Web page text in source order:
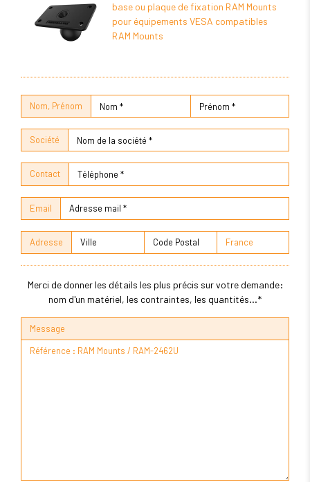
base ou plaque de fixation RAM Mounts
pour équipements VESA compatibles
RAM Mounts
Nom, Prénom
Société
Contact
Email
Adresse
Merci de donner les détails les plus précis sur votre demande:
nom d'un matériel, les contraintes, les quantités...*
Message